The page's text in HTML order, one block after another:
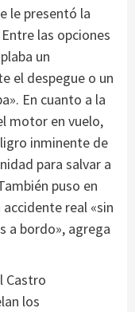
le presentó la
las opciones
un
el despegue o un
En cuanto a la
motor en vuelo,
inminente de
para salvar a
puso en
real «sin
a bordo», agrega
Castro
los